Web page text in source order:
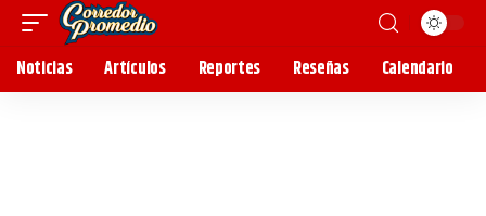
Noticias Artículos Reportes Reseñas Calendario